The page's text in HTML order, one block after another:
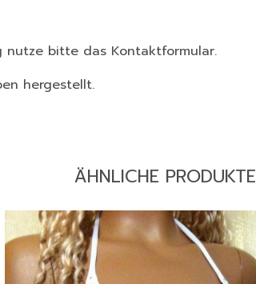
nutze bitte das Kontaktformular.
hergestellt.
ÄHNLICHE PRODUKTE